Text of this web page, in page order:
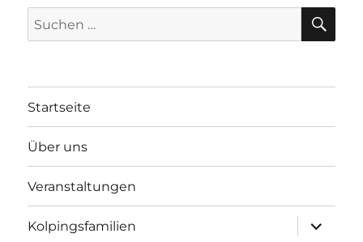
Suchen
nach:
Startseite
Über uns
Veranstaltungen
Kolpingsfamilien
öffnen